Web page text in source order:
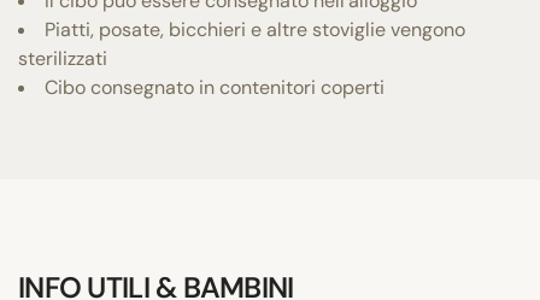
Piatti, posate, bicchieri e altre stoviglie vengono
sterilizzati
Cibo consegnato in contenitori coperti
INFO UTILI & BAMBINI